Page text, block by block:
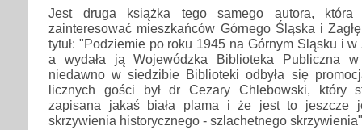
Jest druga książka tego samego autora, która
zainteresować mieszkańców Górnego Śląska i
tytuł: "Podziemie po roku 1945 na Górnym Sląsku i w
a wydała ją Wojewódzka Biblioteka Publiczna w
niedawno w siedzibie Biblioteki odbyła się
licznych gości był dr Cezary Chlebowski, który
zapisana jakaś biała plama i że jest to jeszcze
skrzywienia historycznego - szlachetnego